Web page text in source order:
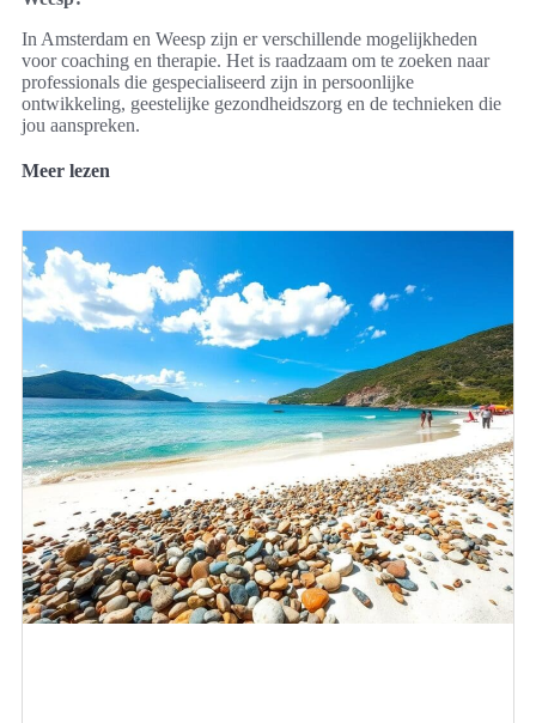
In Amsterdam en Weesp zijn er verschillende mogelijkheden
voor coaching en therapie. Het is raadzaam om te zoeken naar
professionals die gespecialiseerd zijn in persoonlijke
ontwikkeling, geestelijke gezondheidszorg en de technieken die
jou aanspreken.
Meer lezen